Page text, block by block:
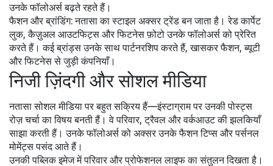
उनके फॉलोअर्स बढ़ते रहते हैं।
फैशन और ब्रांडिंग: नतासा का स्टाइल अक्सर ट्रेंड बन जाता है। रेड कार्पेट
लुक, कैज़ुअल आउटफिट्स और फिटनेस फ़ोटो उनके फॉलोअर्स को प्रेरित
करते हैं। कई ब्रांड्स उनके साथ पार्टनरशिप करते हैं, खासकर फैशन, ब्यूटी
और फिटनेस से जुड़ी कंपनियाँ।
निजी ज़िंदगी और सोशल मीडिया
नतासा सोशल मीडिया पर बहुत सक्रिय हैं—इंस्टाग्राम पर उनकी पोस्ट्स
रोज़ चर्चा का विषय बनती हैं। वे परिवार, ट्रैवल और वर्कआउट की झलकियाँ
साझा करती हैं। उनके फॉलोअर्स को अक्सर उनके फैशन टिप्स और पर्सनल
मोमेंट्स पसंद आते हैं।
उनकी पब्लिक इमेज में परिवार और प्रोफेशनल लाइफ का संतुलन दिखता है।